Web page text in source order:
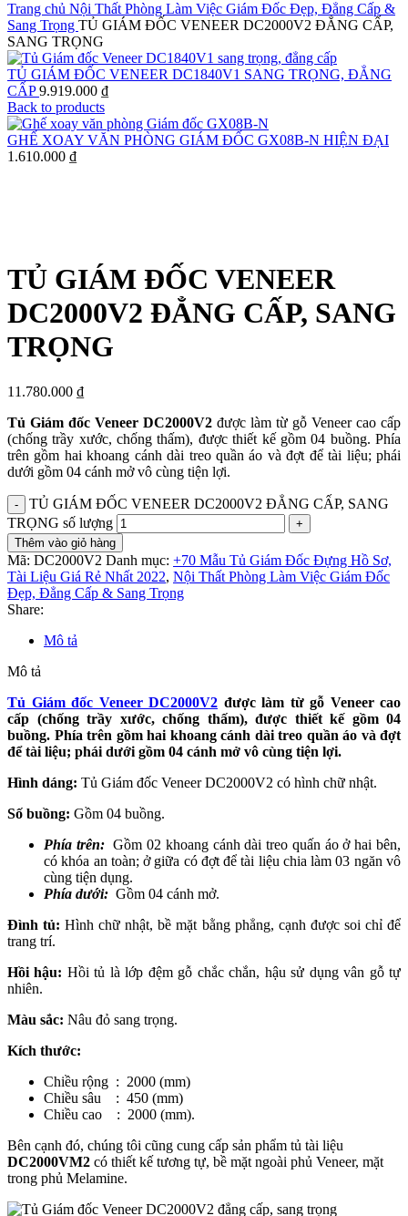
Trang chủ Nội Thất Phòng Làm Việc Giám Đốc Đẹp, Đẳng Cấp &
Sang Trọng TỦ GIÁM ĐỐC VENEER DC2000V2 ĐẲNG CẤP,
SANG TRỌNG
TỦ GIÁM ĐỐC VENEER DC1840V1 SANG TRỌNG, ĐẲNG
CẤP9.919.000 ₫
Back to products
GHẾ XOAY VĂN PHÒNG GIÁM ĐỐC GX08B-N HIỆN ĐẠI
1.610.000 ₫
TỦ GIÁM ĐỐC VENEER
DC2000V2 ĐẲNG CẤP, SANG
TRỌNG
11.780.000 ₫
Tủ Giám đốc Veneer DC2000V2 được làm từ gỗ Veneer cao cấp
(chống trầy xước, chống thấm), được thiết kế gồm 04 buồng. Phía
trên gồm hai khoang cánh dài treo quần áo và đợt để tài liệu; phái
dưới gồm 04 cánh mở vô cùng tiện lợi.
TỦ GIÁM ĐỐC VENEER DC2000V2 ĐẲNG CẤP, SANG
TRỌNG số lượng
Thêm vào giỏ hàng
Mã: DC2000V2 Danh mục: +70 Mẫu Tủ Giám Đốc Đựng Hồ Sơ,
Tài Liệu Giá Rẻ Nhất 2022, Nội Thất Phòng Làm Việc Giám Đốc
Đẹp, Đẳng Cấp & Sang Trọng
Share:
Mô tả
Mô tả
Tủ Giám đốc Veneer DC2000V2 được làm từ gỗ Veneer cao
cấp (chống trầy xước, chống thấm), được thiết kế gồm 04
buồng. Phía trên gồm hai khoang cánh dài treo quần áo và đợt
để tài liệu; phái dưới gồm 04 cánh mở vô cùng tiện lợi.
Hình dáng: Tủ Giám đốc Veneer DC2000V2 có hình chữ nhật.
Số buồng: Gồm 04 buồng.
Phía trên:Gồm 02 khoang cánh dài treo quấn áo ở hai bên,
có khóa an toàn; ở giữa có đợt để tài liệu chia làm 03 ngăn vô
cùng tiện dụng.
Phía dưới: Gồm 04 cánh mở.
Đình tủ:Hình chữ nhật, bề mặt bằng phẳng, cạnh được soi chỉ để
trang trí.
Hồi hậu: Hồi tủ là lớp đệm gỗ chắc chắn, hậu sử dụng vân gỗ tự
nhiên.
Màu sắc: Nâu đỏ sang trọng.
Kích thước:
Chiều rộng : 2000 (mm)
Chiều sâu : 450 (mm)
Chiều cao : 2000 (mm).
Bên cạnh đó, chúng tôi cũng cung cấp sản phẩm tủ tài liệu
DC2000VM2 có thiết kế tương tự, bề mặt ngoài phủ Veneer, mặt
trong phủ Melamine.